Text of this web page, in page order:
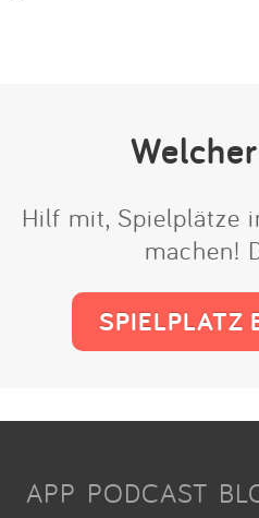
Hilf mit, Spielplätze
machen!
SPIELPLATZ
APP PODCAST